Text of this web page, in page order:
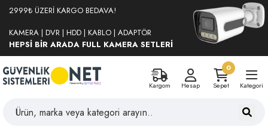
2999₺ ÜZERİ KARGO BEDAVA!
KAMERA | DVR | HDD | KABLO | ADAPTÖR
HEPSİ BİR ARADA FULL KAMERA SETLERİ
Kargom Hesap
0
Sepet
Kategori